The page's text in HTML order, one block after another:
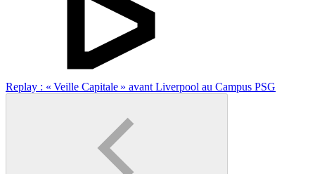
Replay : « Veille Capitale » avant Liverpool au Campus PSG